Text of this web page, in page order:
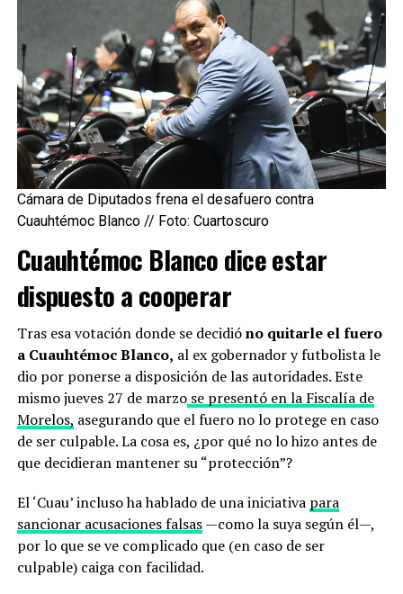
Cámara de Diputados frena el desafuero contra
Cuauhtémoc Blanco // Foto: Cuartoscuro
Cuauhtémoc Blanco dice estar
dispuesto a cooperar
Tras esa votación donde se decidióno quitarle el fuero
a Cuauhtémoc Blanco, al ex gobernador y futbolista le
dio por ponerse a disposición de las autoridades. Este
mismo jueves 27 de marzose presentó en la Fiscalía de
Morelos, asegurando que el fuero no lo protege en caso
de ser culpable. La cosa es, ¿por qué no lo hizo antes de
que decidieran mantener su “protección”?
El ‘Cuau’ incluso ha hablado de una iniciativa para
sancionar acusaciones falsas—como la suya según él—,
por lo que se ve complicado que (en caso de ser
culpable) caiga con facilidad.